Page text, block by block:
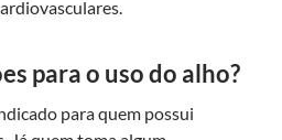
para o uso do alho?
para quem possui